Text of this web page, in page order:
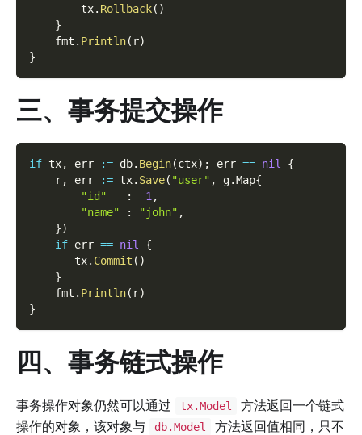
        tx
. Rollback( )
}
    fmt
. Println( r)
}
三、事务提交操作
if tx, err := db. Begin(ctx) ; err == nil
{
    r
, err := tx. Save( "user" , g.Map{
"id"
: 1 ,
"name"
: "john" ,
})
if err == nil
{
       tx
. Commit ( )
}
    fmt
. Println( r)
}
四、事务链式操作
事务操作对象仍然可以通过 tx.Model
方法返回一个链式
操作的对象，该对象与
db.Model
方法返回值相同，只不